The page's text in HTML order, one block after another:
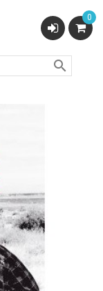
0
